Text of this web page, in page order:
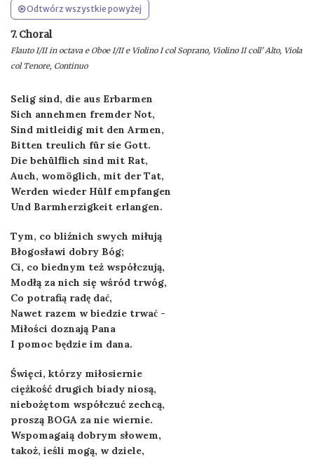
Odtwórz wszystkie powyżej
7. Choral
Flauto I/II in octava e Oboe I/II e Violino I col Soprano, Violino II coll' Alto, Viola
col Tenore, Continuo
Selig sind, die aus Erbarmen
Sich annehmen fremder Not,
Sind mitleidig mit den Armen,
Bitten treulich für sie Gott.
Die behülflich sind mit Rat,
Auch, womöglich, mit der Tat,
Werden wieder Hülf empfangen
Und Barmherzigkeit erlangen.
Tym, co bliźnich swych miłują
Błogosławi dobry Bóg;
Ci, co biednym też współczują,
Modłą za nich się wśród trwóg,
Co potrafią radę dać,
Nawet razem w biedzie trwać -
Miłości doznają Pana
I pomoc będzie im dana.
Święci, którzy miłosiernie
ciężkość drugich biady niosą,
niebożętom współczuć zechcą,
proszą BOGA za nie wiernie.
Wspomagaią dobrym słowem,
takoż, ieśli mogą, w dziele,